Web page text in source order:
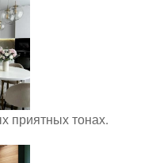
приятных тонах.